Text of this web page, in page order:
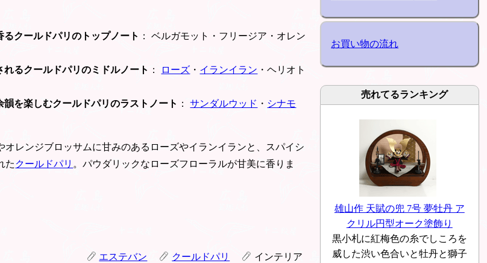
クールドパリのトップノート ： ベルガモット・フリージア・オレン
るクールドパリのミドルノート ： ローズ ・ イランイラン ・ヘリオト
を楽しむクールドパリのラストノート ：サンダルウッド ・ シナモ
オレンジブロッサムに甘みのあるローズやイランイランと、スパイシ
たクールドパリ 。パウダリックなローズフローラルが甘美に香りま
エステバン クールドパリ インテリア
お買い物の流れ
売れてるランキング
雄山作 天賦の兜 7号 夢牡丹 ア
クリル円型オーク塗飾り
黒小札に紅梅色の糸でしころを
威した渋い色合いと牡丹と獅子